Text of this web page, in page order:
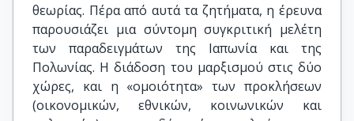
θεωρίας. Πέρα από αυτά τα ζητήματα, η έρευνα
παρουσιάζει μια σύντομη συγκριτική μελέτη
των παραδειγμάτων της Ιαπωνία και της
Πολωνίας. Η διάδοση του μαρξισμού στις δύο
χώρες, και η «ομοιότητα» των προκλήσεων
(οικονομικών, εθνικών, κοινωνικών και